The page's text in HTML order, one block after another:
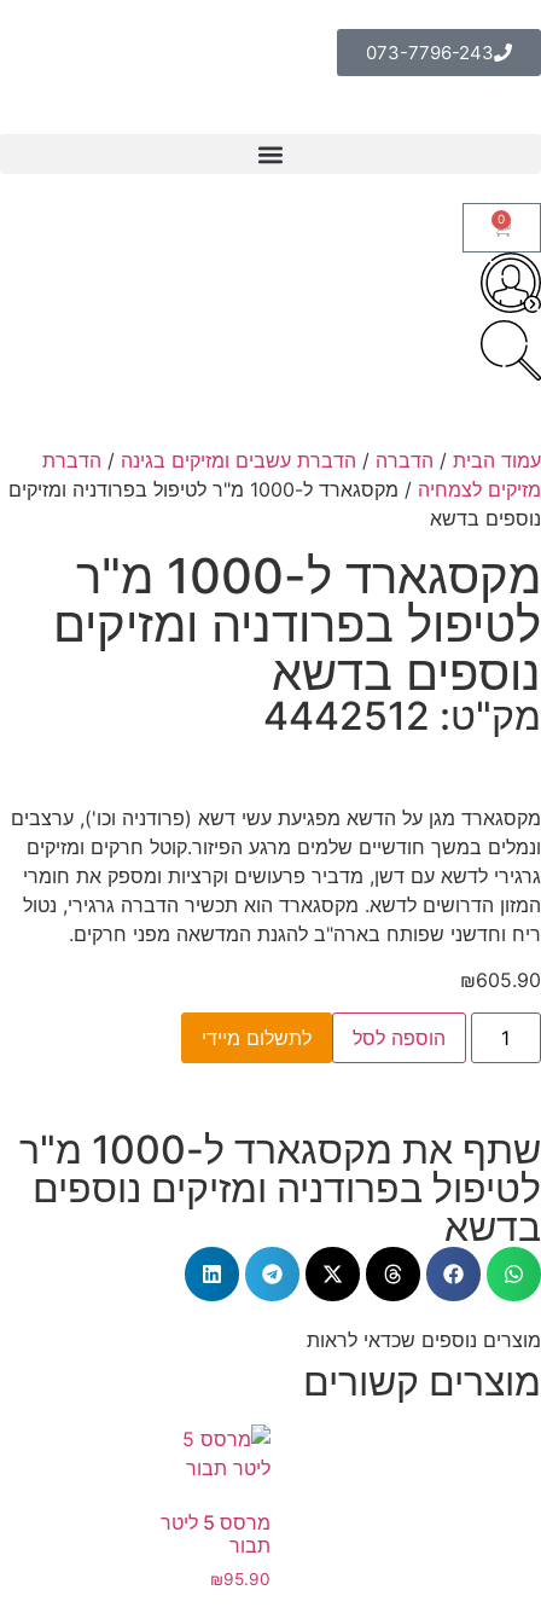
073-7796-243
0
עמוד הבית / הדברה / הדברת עשבים ומזיקים בגינה / הדברת
מזיקים לצמחיה
/ מקסגארד ל-1000 מ"ר לטיפול בפרודניה ומזיקים
נוספים בדשא
מקסגארד ל-1000 מ"ר
לטיפול בפרודניה ומזיקים
נוספים בדשא
מק"ט: 4442512
מקסגארד מגן על הדשא מפגיעת עשי דשא (פרודניה וכו'), ערצבים
ונמלים במשך חודשיים שלמים מרגע הפיזור.קוטל חרקים ומזיקים
גרגירי לדשא עם דשן, מדביר פרעושים וקרציות ומספק את חומרי
המזון הדרושים לדשא. מקסגארד הוא תכשיר הדברה גרגירי, נטול
ריח וחדשני שפותח בארה"ב להגנת המדשאה מפני חרקים.
₪605.90
הוספה לסל לתשלום מיידי
שתף את מקסגארד ל-1000 מ"ר
לטיפול בפרודניה ומזיקים נוספים
בדשא
מוצרים נוספים שכדאי לראות
מוצרים קשורים
מרסס 5 ליטר
תבור
₪95.90